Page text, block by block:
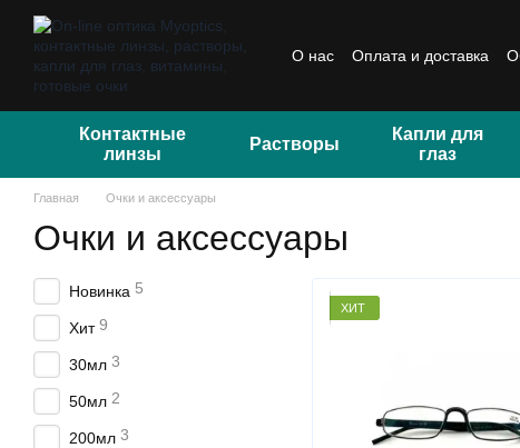
Перейти к основному контенту
О нас Оплата и доставка
Контактные
линзы
Растворы
Капли для
глаз
Главная Очки и аксессуары
Очки и аксессуары
ХИТ
Новинка 5
Хит 9
30мл 3
50мл 2
200мл 3